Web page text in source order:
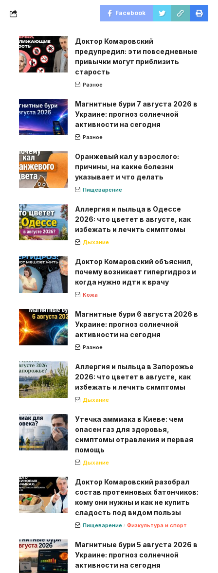
Facebook
Доктор Комаровский
предупредил: эти повседневные
привычки могут приблизить
старость
Разное
Магнитные бури 7 августа 2026 в
Украине: прогноз солнечной
активности на сегодня
Разное
Оранжевый кал у взрослого:
причины, на какие болезни
указывает и что делать
Пищеварение
Аллергия и пыльца в Одессе
2026: что цветет в августе, как
избежать и лечить симптомы
Дыхание
Доктор Комаровский объяснил,
почему возникает гипергидроз и
когда нужно идти к врачу
Кожа
Магнитные бури 6 августа 2026 в
Украине: прогноз солнечной
активности на сегодня
Разное
Аллергия и пыльца в Запорожье
2026: что цветет в августе, как
избежать и лечить симптомы
Дыхание
Утечка аммиака в Киеве: чем
опасен газ для здоровья,
симптомы отравления и первая
помощь
Дыхание
Доктор Комаровский разобрал
состав протеиновых батончиков:
кому они нужны и как не купить
сладость под видом пользы
Пищеварение Физкультура и спорт
Магнитные бури 5 августа 2026 в
Украине: прогноз солнечной
активности на сегодня